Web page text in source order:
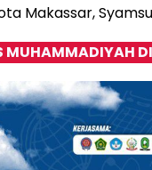
Makassar,
MUHAMMADIYAH DI